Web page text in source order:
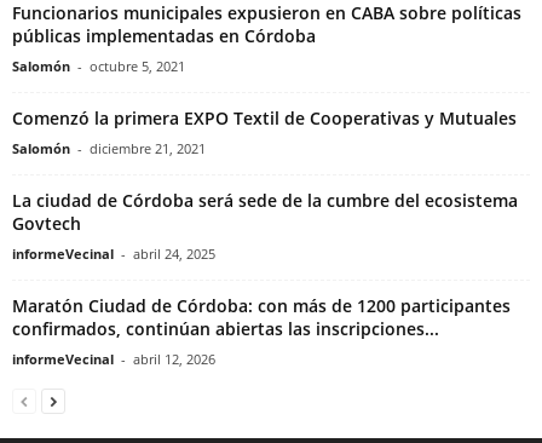
Funcionarios municipales expusieron en CABA sobre políticas
públicas implementadas en Córdoba
Salomón - octubre 5, 2021
Comenzó la primera EXPO Textil de Cooperativas y Mutuales
Salomón - diciembre 21, 2021
La ciudad de Córdoba será sede de la cumbre del ecosistema
Govtech
informeVecinal - abril 24, 2025
Maratón Ciudad de Córdoba: con más de 1200 participantes
confirmados, continúan abiertas las inscripciones...
informeVecinal - abril 12, 2026